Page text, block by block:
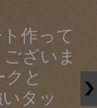
作って
ざいま
と
タッ